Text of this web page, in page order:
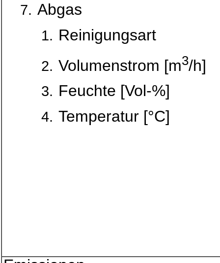
Abgas
Reinigungsart
Volumenstrom [m3/h]
Feuchte [Vol-%]
Temperatur [°C]